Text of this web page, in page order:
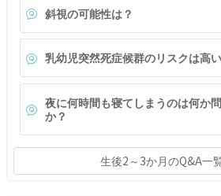
斜視の可能性は？
乳幼児突然死症候群のリスクは高
夜に何時間も寝てしまうのは何か
か？
生後2～3か月のQ&A一